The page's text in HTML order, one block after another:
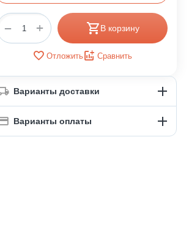
+
− В корзину
Отложить Сравнить
Варианты доставки
Варианты оплаты